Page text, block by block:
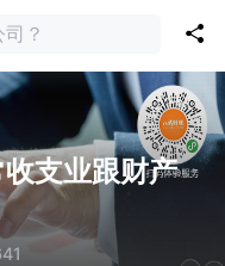
？
支业跟财产